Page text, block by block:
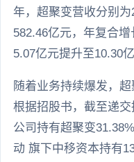
年，超聚变营收分别为
582.46亿元，年复合
5.07亿元提升至10.30
随着业务持续爆发，
根据招股书，截至递
公司持有超聚变
动 旗下中移资本持有